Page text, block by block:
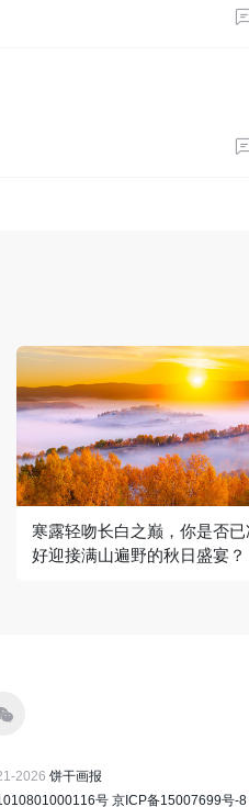
寒露轻吻长白之巅，你是否
好迎接满山遍野的秋日盛宴？
2026 饼干画报
号 京ICP备15007699号-8